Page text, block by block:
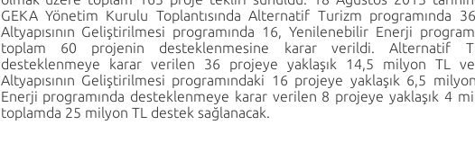
GEKA Yönetim Kurulu Toplantısında Alternatif Turizm programında
Altyapısının Geliştirilmesi programında 16, Yenilenebilir Enerji
toplam 60 projenin desteklenmesine karar verildi. Alternatif
desteklenmeye karar verilen 36 projeye yaklaşık 14,5 milyon TL
Altyapısının Geliştirilmesi programındaki 16 projeye yaklaşık 6,5
Enerji programında desteklenmeye karar verilen 8 projeye yaklaşık 4
toplamda 25 milyon TL destek sağlanacak.